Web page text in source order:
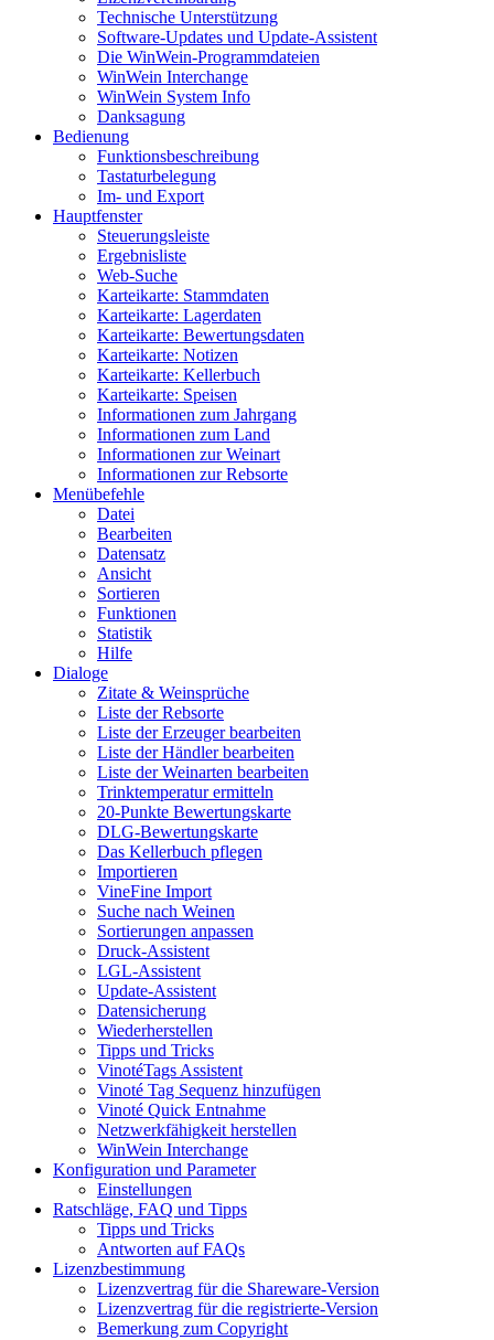
Technische Unterstützung
Software-Updates und Update-Assistent
Die WinWein-Programmdateien
WinWein Interchange
WinWein System Info
Danksagung
Bedienung
Funktionsbeschreibung
Tastaturbelegung
Im- und Export
Hauptfenster
Steuerungsleiste
Ergebnisliste
Web-Suche
Karteikarte: Stammdaten
Karteikarte: Lagerdaten
Karteikarte: Bewertungsdaten
Karteikarte: Notizen
Karteikarte: Kellerbuch
Karteikarte: Speisen
Informationen zum Jahrgang
Informationen zum Land
Informationen zur Weinart
Informationen zur Rebsorte
Menübefehle
Datei
Bearbeiten
Datensatz
Ansicht
Sortieren
Funktionen
Statistik
Hilfe
Dialoge
Zitate & Weinsprüche
Liste der Rebsorte
Liste der Erzeuger bearbeiten
Liste der Händler bearbeiten
Liste der Weinarten bearbeiten
Trinktemperatur ermitteln
20-Punkte Bewertungskarte
DLG-Bewertungskarte
Das Kellerbuch pflegen
Importieren
VineFine Import
Suche nach Weinen
Sortierungen anpassen
Druck-Assistent
LGL-Assistent
Update-Assistent
Datensicherung
Wiederherstellen
Tipps und Tricks
VinotéTags Assistent
Vinoté Tag Sequenz hinzufügen
Vinoté Quick Entnahme
Netzwerkfähigkeit herstellen
WinWein Interchange
Konfiguration und Parameter
Einstellungen
Ratschläge, FAQ und Tipps
Tipps und Tricks
Antworten auf FAQs
Lizenzbestimmung
Lizenzvertrag für die Shareware-Version
Lizenzvertrag für die registrierte-Version
Bemerkung zum Copyright